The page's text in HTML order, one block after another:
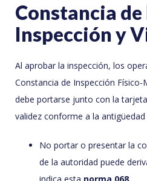
Constancia de
Inspección y
Al aprobar la inspección, los
Constancia de Inspección Físico-
debe portarse junto con la
validez conforme a la antigüedad
No portar o presentar la
de la autoridad puede